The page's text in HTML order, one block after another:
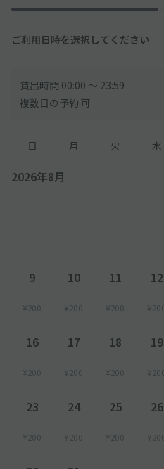
ご利用日時を選択してください
貸出時間 00:00 〜 23:59
複数日の予約 可
日 月 火 水
2026年8月
9
¥200
10
¥200
11
¥200
12
¥200
16
¥200
17
¥200
18
¥200
19
¥200
23
¥200
24
¥200
25
¥200
26
¥200